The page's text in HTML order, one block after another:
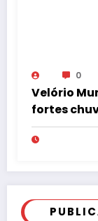
0
Velório
fortes